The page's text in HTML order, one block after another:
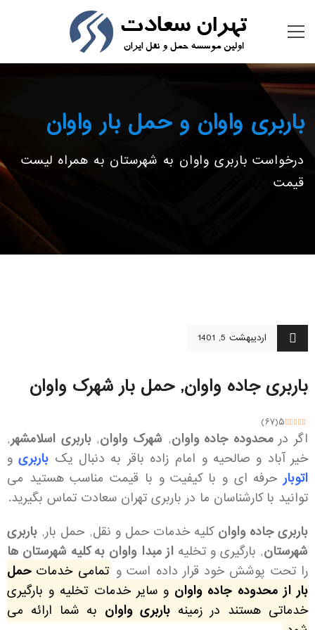
باربری واوان و حمل بار واوان
درخواست باربری واوان به شهرستان به همراه لیست
قیمت
اردیبهشت 5, 1401
باربری جاده واوان, حمل بار شهرک واوان
۵(۶۷)
اگر درمحدوده جاده واوان, شهرک واوان,باربری اسلامشهر,
خیر آباد و صالحیه و امام زاده باقر به دنبال یک باربریو
اتوبار حرفه ای و با کیفیت و با قیمت مناسب هستید می
توانید با کارشناسان ما در باربری تهران سعادت تماس بگیرید.
باربری جاده واوان کلیه خدمات حمل و نقل, حمل بار, باربری
شهرستان, بارگیری و تخلیهاز مبدا واوان به کلیه شهرستان ها
را تحت پوشش خود قرار داده است و تمامی خدماتحمل
بار از محدوده جاده واوان و سایر خدمات تخلیه و بارگیری
خدماتی هستند در زمینهباربری واوان به شما ارائه می